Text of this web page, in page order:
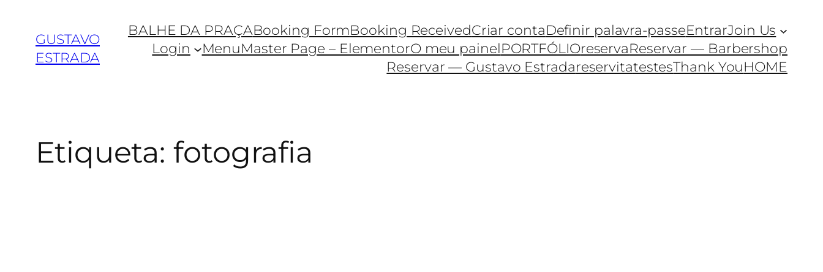
GUSTAVO
ESTRADA
BALHE DA PRAÇABooking FormBooking ReceivedCriar contaDefinir palavra-passeEntrarJoin Us
Login
MenuMaster Page – ElementorO meu painelPORTFÓLIOreservaReservar — Barbershop
Reservar — Gustavo EstradareservitatestesThank YouHOME
Etiqueta: fotografia